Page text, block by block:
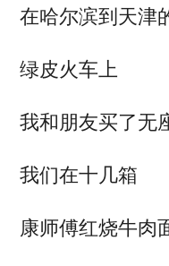
在哈尔滨到天津
绿皮火车上
我和朋友买了无
我们在十几箱
康师傅红烧牛肉